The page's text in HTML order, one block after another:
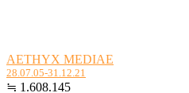
AETHYX MEDIAE
28.07.05-31.12.21
≒ 1.608.145